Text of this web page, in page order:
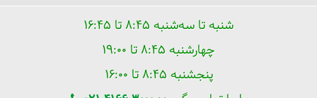
شنبه تا سه‌شنبه ۸:۴۵ تا ۱۶:۴۵
چهارشنبه ۸:۴۵ تا ۱۹:۰۰
پنجشنبه ۸:۴۵ تا ۱۶:۰۰